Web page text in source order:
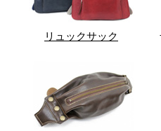
リュックサック